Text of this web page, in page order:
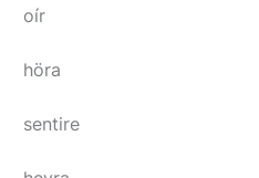
oír
höra
sentire